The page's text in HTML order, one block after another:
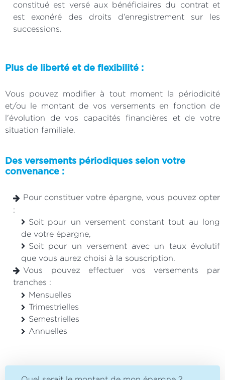
constitué est versé aux bénéficiaires du contrat et
est exonéré des droits d’enregistrement sur les
successions.
Plus de liberté et de flexibilité :
Vous pouvez modifier à tout moment la périodicité
et/ou le montant de vos versements en fonction de
l'évolution de vos capacités financières et de votre
situation familiale.
Des versements périodiques selon votre
convenance :
Pour constituer votre épargne, vous pouvez opter
:
Soit pour un versement constant tout au long
de votre épargne,
Soit pour un versement avec un taux évolutif
que vous aurez choisi à la souscription.
Vous pouvez effectuer vos versements par
tranches :
Mensuelles
Trimestrielles
Semestrielles
Annuelles